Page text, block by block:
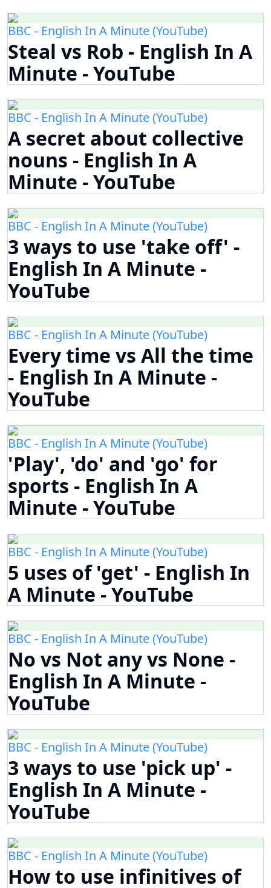
BBC - English In A Minute (YouTube)
Steal vs Rob - English In A
Minute - YouTube
BBC - English In A Minute (YouTube)
A secret about collective
nouns - English In A
Minute - YouTube
BBC - English In A Minute (YouTube)
3 ways to use 'take off' -
English In A Minute -
YouTube
BBC - English In A Minute (YouTube)
Every time vs All the time
- English In A Minute -
YouTube
BBC - English In A Minute (YouTube)
'Play', 'do' and 'go' for
sports - English In A
Minute - YouTube
BBC - English In A Minute (YouTube)
5 uses of 'get' - English In
A Minute - YouTube
BBC - English In A Minute (YouTube)
No vs Not any vs None -
English In A Minute -
YouTube
BBC - English In A Minute (YouTube)
3 ways to use 'pick up' -
English In A Minute -
YouTube
BBC - English In A Minute (YouTube)
How to use infinitives of